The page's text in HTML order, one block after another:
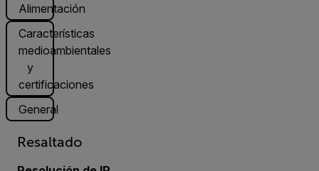
Alimentación
Características
medioambientales
y
certificaciones
General
Resaltado